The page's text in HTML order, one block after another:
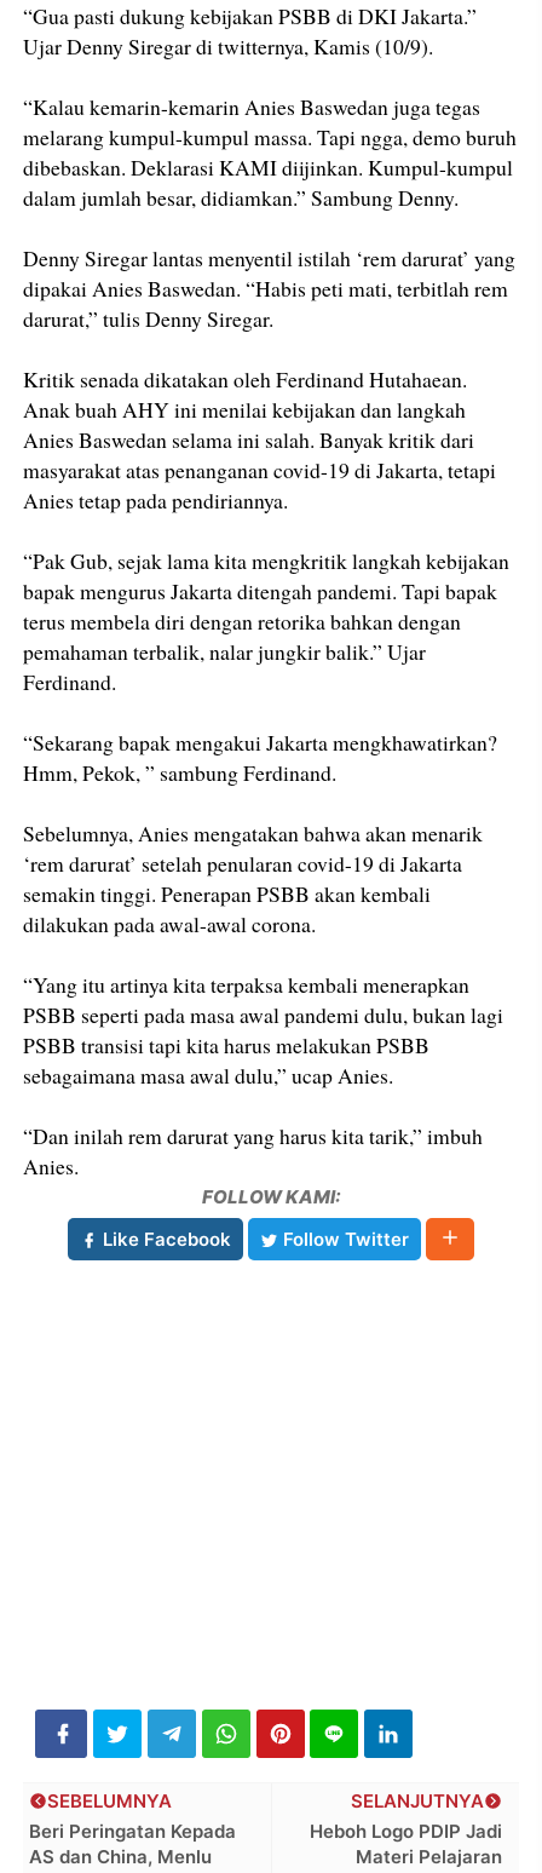
“Gua pasti dukung kebijakan PSBB di DKI Jakarta.”
Ujar Denny Siregar di twitternya, Kamis (10/9).
“Kalau kemarin-kemarin Anies Baswedan juga tegas
melarang kumpul-kumpul massa. Tapi ngga, demo buruh
dibebaskan. Deklarasi KAMI diijinkan. Kumpul-kumpul
dalam jumlah besar, didiamkan.” Sambung Denny.
Denny Siregar lantas menyentil istilah ‘rem darurat’ yang
dipakai Anies Baswedan. “Habis peti mati, terbitlah rem
darurat,” tulis Denny Siregar.
Kritik senada dikatakan oleh Ferdinand Hutahaean.
Anak buah AHY ini menilai kebijakan dan langkah
Anies Baswedan selama ini salah. Banyak kritik dari
masyarakat atas penanganan covid-19 di Jakarta, tetapi
Anies tetap pada pendiriannya.
“Pak Gub, sejak lama kita mengkritik langkah kebijakan
bapak mengurus Jakarta ditengah pandemi. Tapi bapak
terus membela diri dengan retorika bahkan dengan
pemahaman terbalik, nalar jungkir balik.” Ujar
Ferdinand.
“Sekarang bapak mengakui Jakarta mengkhawatirkan?
Hmm, Pekok, ” sambung Ferdinand.
Sebelumnya, Anies mengatakan bahwa akan menarik
‘rem darurat’ setelah penularan covid-19 di Jakarta
semakin tinggi. Penerapan PSBB akan kembali
dilakukan pada awal-awal corona.
“Yang itu artinya kita terpaksa kembali menerapkan
PSBB seperti pada masa awal pandemi dulu, bukan lagi
PSBB transisi tapi kita harus melakukan PSBB
sebagaimana masa awal dulu,” ucap Anies.
“Dan inilah rem darurat yang harus kita tarik,” imbuh
Anies.
FOLLOW KAMI:
Like Facebook
Follow Twitter
SELANJUTNYA
Heboh Logo PDIP Jadi
Materi Pelajaran
SEBELUMNYA
Beri Peringatan Kepada
AS dan China, Menlu